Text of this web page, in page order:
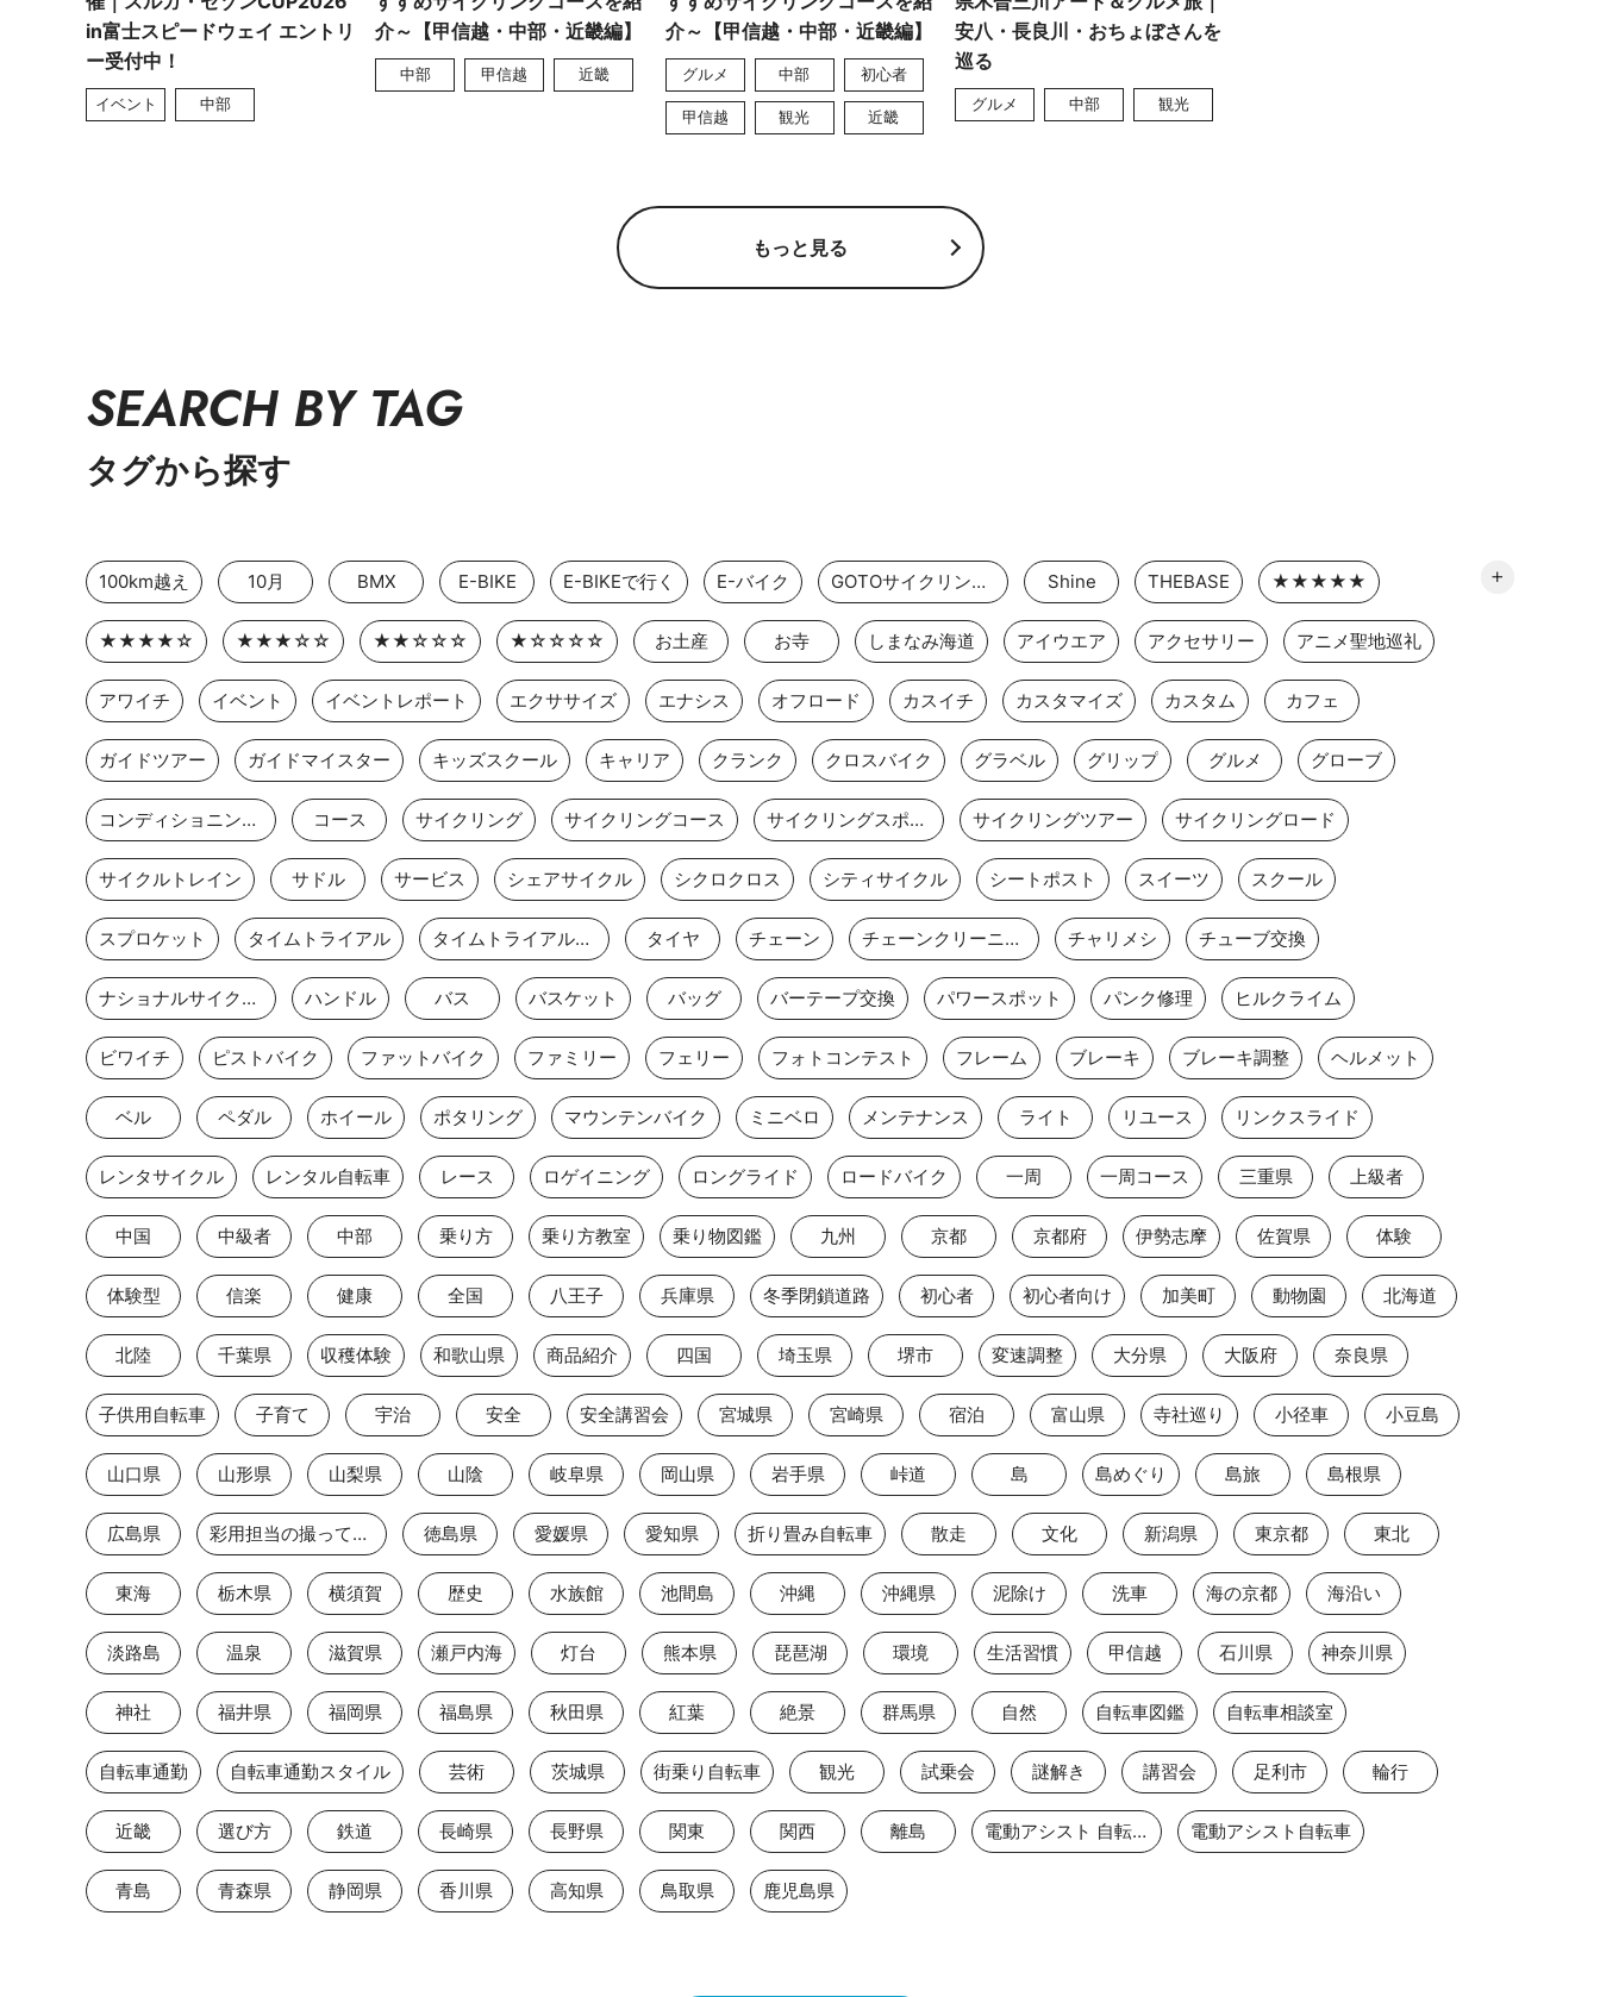
in富士スピードウェイ エントリ
ー受付中！
イベント 中部
介～【甲信越・中部・近畿編】
中部 甲信越 近畿
介～【甲信越・中部・近畿編】
グルメ 中部 初心者
甲信越 観光 近畿
安八・長良川・おちょぼさんを
巡る
グルメ 中部 観光
もっと見る
SEARCH BY TAG
タグから探す
100km越え 10月 BMX E-BIKE E-BIKEで行く E-バイク GOTOサイクリングスポット Shine THEBASE ★★★★★
★★★★☆ ★★★☆☆ ★★☆☆☆ ★☆☆☆☆ お土産 お寺 しまなみ海道 アイウエア アクセサリー アニメ聖地巡礼
アワイチ イベント イベントレポート エクササイズ エナシス オフロード カスイチ カスタマイズ カスタム カフェ
ガイドツアー ガイドマイスター キッズスクール キャリア クランク クロスバイク グラベル グリップ グルメ グローブ
コンディショニングストレッチ コース サイクリング サイクリングコース サイクリングスポット サイクリングツアー サイクリングロード
サイクルトレイン サドル サービス シェアサイクル シクロクロス シティサイクル シートポスト スイーツ スクール
スプロケット タイムトライアル タイムトライアルバイク タイヤ チェーン チェーンクリーニング チャリメシ チューブ交換
ナショナルサイクルルート ハンドル バス バスケット バッグ バーテープ交換 パワースポット パンク修理 ヒルクライム
ビワイチ ピストバイク ファットバイク ファミリー フェリー フォトコンテスト フレーム ブレーキ ブレーキ調整 ヘルメット
ベル ペダル ホイール ポタリング マウンテンバイク ミニベロ メンテナンス ライト リユース リンクスライド
レンタサイクル レンタル自転車 レース ロゲイニング ロングライド ロードバイク 一周 一周コース 三重県 上級者
中国 中級者 中部 乗り方 乗り方教室 乗り物図鑑 九州 京都 京都府 伊勢志摩 佐賀県 体験
体験型 信楽 健康 全国 八王子 兵庫県 冬季閉鎖道路 初心者 初心者向け 加美町 動物園 北海道
北陸 千葉県 収穫体験 和歌山県 商品紹介 四国 埼玉県 堺市 変速調整 大分県 大阪府 奈良県
子供用自転車 子育て 宇治 安全 安全講習会 宮城県 宮崎県 宿泊 富山県 寺社巡り 小径車 小豆島
山口県 山形県 山梨県 山陰 岐阜県 岡山県 岩手県 峠道 島 島めぐり 島旅 島根県
広島県 彩用担当の撮っておき 徳島県 愛媛県 愛知県 折り畳み自転車 散走 文化 新潟県 東京都 東北
東海 栃木県 横須賀 歴史 水族館 池間島 沖縄 沖縄県 泥除け 洗車 海の京都 海沿い
淡路島 温泉 滋賀県 瀬戸内海 灯台 熊本県 琵琶湖 環境 生活習慣 甲信越 石川県 神奈川県
神社 福井県 福岡県 福島県 秋田県 紅葉 絶景 群馬県 自然 自転車図鑑 自転車相談室
自転車通勤 自転車通勤スタイル 芸術 茨城県 街乗り自転車 観光 試乗会 謎解き 講習会 足利市 輪行
近畿 選び方 鉄道 長崎県 長野県 関東 関西 離島 電動アシスト 自転車 電動アシスト自転車
青島 青森県 静岡県 香川県 高知県 鳥取県 鹿児島県